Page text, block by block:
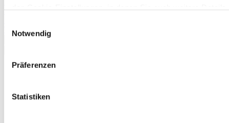
Informationen zu Cookies finden Sie in
Notwendig
Präferenzen
Statistiken
Mulchen im Garten
Terra Preta
Mehr anzeigen >>
Zurück
Kohl